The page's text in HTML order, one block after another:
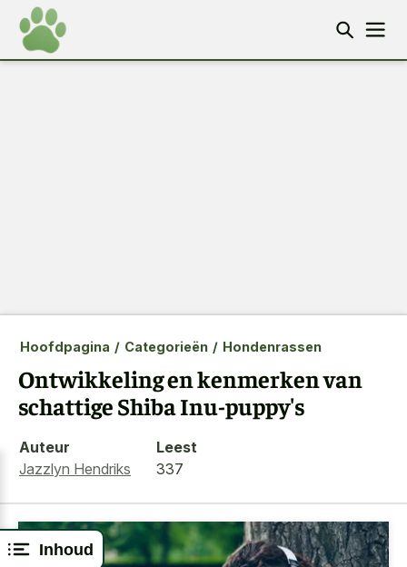
Inhoud
Hoofdpagina / Categorieën / Hondenrassen
Ontwikkeling en kenmerken van
schattige Shiba Inu-puppy's
Auteur
Jazzlyn Hendriks
Leest
337